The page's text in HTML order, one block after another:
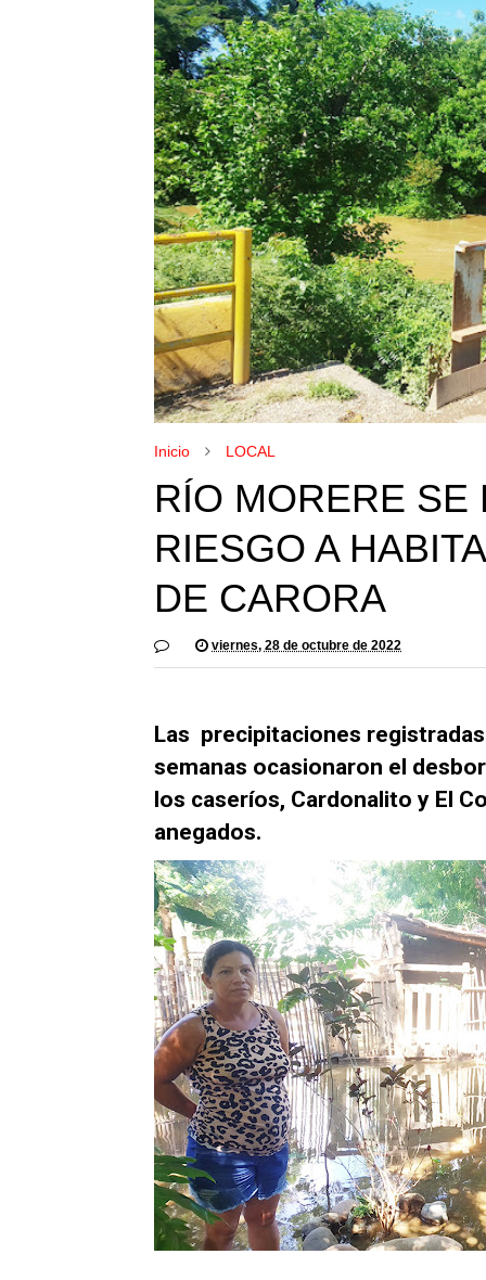
Inicio LOCAL
RÍO MORERE SE
RIESGO A
DE CARORA
viernes, 28 de octubre de 2022
Las precipitaciones
semanas ocasionaron el
los caseríos, Cardonalito y El
anegados.